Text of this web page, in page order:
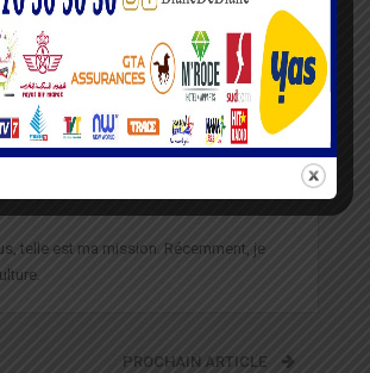
telle est ma mission. Récemment, je
PROCHAIN ARTICLE